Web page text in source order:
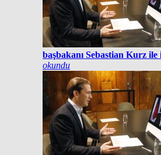
başbakanı Sebastian Kurz
okundu